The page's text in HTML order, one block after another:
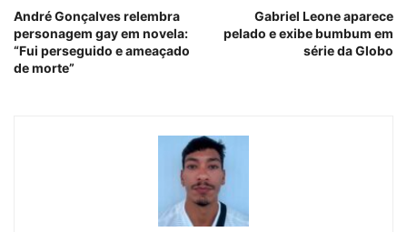
André Gonçalves relembra
personagem gay em novela:
“Fui perseguido e ameaçado
de morte”
Gabriel Leone aparece
pelado e exibe bumbum em
série da Globo